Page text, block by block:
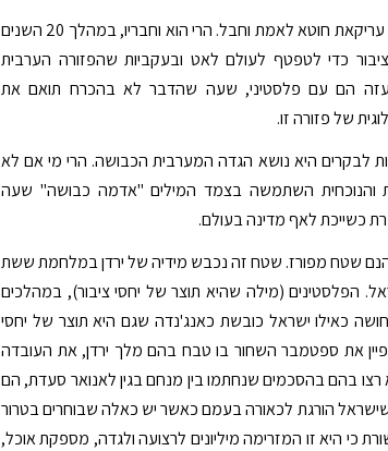
ואם מדברים על יחסי ציבור אז עריקאת חוטא לאמת וחבל. הרי הוא וחבריו, במהלך 20 השנים
כדי לטפטף לעולם לאט ובעקביות שהפזורה הערבית
עזה הם עם פלסטיני, שעה שהדבר לא בהכרח תואם את
של פזורה זו.
לבקרים היא נושא הגדה המערבית הכבושה. הרי מי אם לא
והנוכחית השתמשה בצמד המילים "אדמה כבושה" שעה
כשייכת לאף מדינה בעולם.
שטח מפורז. שטח זה נכבש מידיה של ירדן במלחמת ששת
הפלסטינים (מילה שהיא תוצר של יחסי ציבור), במהלכים
כאילו ישראל כובשת כאנג'נדה שגם היא תוצר של יחסי
את ספטמבר השחור בו טבח בהם מלך ירדן, את העובדה
בהם בהסכמים שנחתמו בין מנחם בגין לאנואר סעדת, הם
הורגת לכאורה בעמם כאשר יש כאלה שבוחרים בטרור
כי היא זו המזרימה מיליונים לרצועה ולגדה, מספקת אוכל,